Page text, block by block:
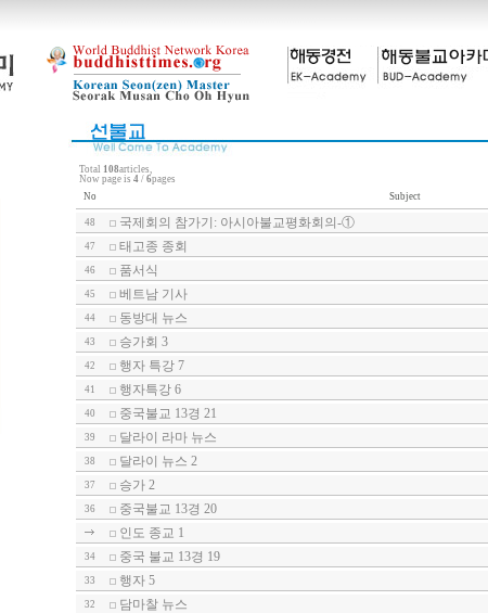
Total 108articles,
Now page is 4 / 6pages
No
Subject
48 국제회의 참가기: 아시아불교평화회의-①
47 태고종 종회
46 품서식
45 베트남 기사
44 동방대 뉴스
43 승가회 3
42 행자 특강 7
41 행자특강 6
40 중국불교 13경 21
39 달라이 라마 뉴스
38 달라이 뉴스 2
37 승가 2
36 중국불교 13경 20
인도 종교 1
34 중국 불교 13경 19
33 행자 5
32 담마찰 뉴스